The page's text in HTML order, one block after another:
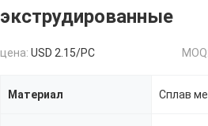
экструдированные
цена: USD 2.15/PC MOQ:
Материал Сплав